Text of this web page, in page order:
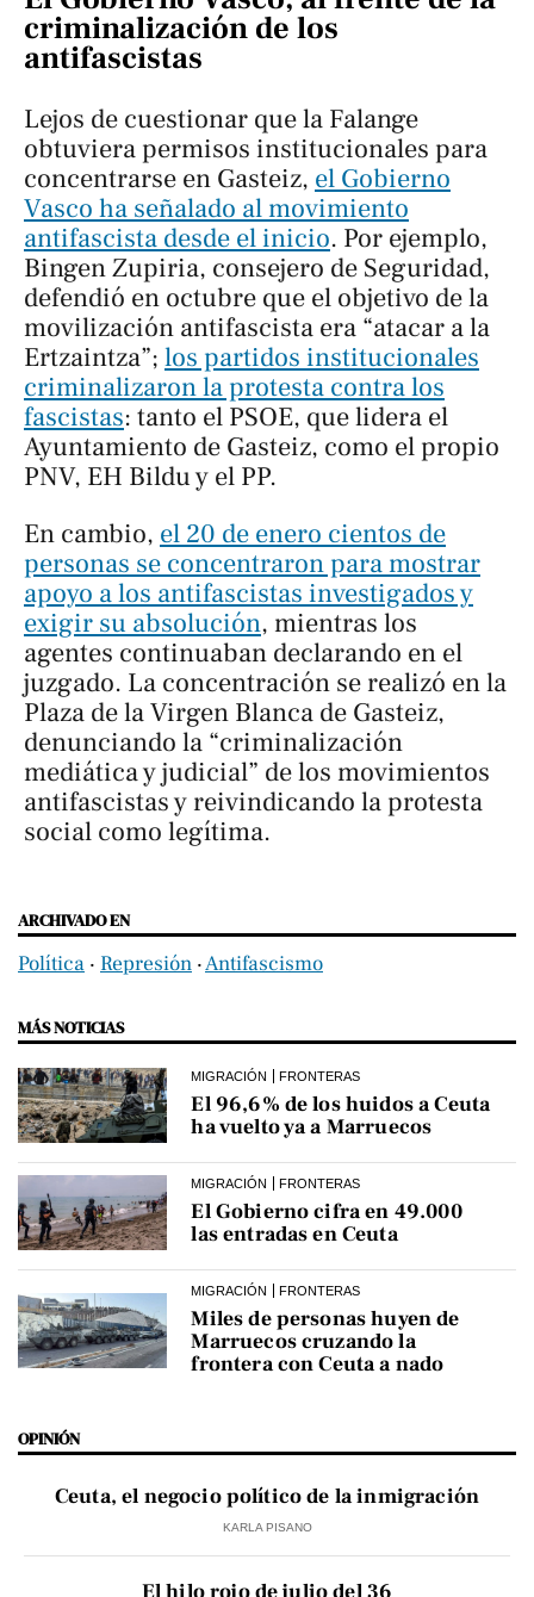
criminalización de los
antifascistas
Lejos de cuestionar que la Falange
obtuviera permisos institucionales para
concentrarse en Gasteiz, el Gobierno
Vasco ha señalado al movimiento
antifascista desde el inicio. Por ejemplo,
Bingen Zupiria, consejero de Seguridad,
defendió en octubre que el objetivo de la
movilización antifascista era “atacar a la
Ertzaintza”; los partidos institucionales
criminalizaron la protesta contra los
fascistas: tanto el PSOE, que lidera el
Ayuntamiento de Gasteiz, como el propio
PNV, EH Bildu y el PP.
En cambio, el 20 de enero cientos de
personas se concentraron para mostrar
apoyo a los antifascistas investigados y
exigir su absolución, mientras los
agentes continuaban declarando en el
juzgado. La concentración se realizó en la
Plaza de la Virgen Blanca de Gasteiz,
denunciando la “criminalización
mediática y judicial” de los movimientos
antifascistas y reivindicando la protesta
social como legítima.
ARCHIVADO EN
Política ‧ Represión ‧Antifascismo
MÁS NOTICIAS
MIGRACIÓN FRONTERAS
El 96,6% de los huidos a Ceuta
ha vuelto ya a Marruecos
MIGRACIÓN FRONTERAS
El Gobierno cifra en 49.000
las entradas en Ceuta
MIGRACIÓN FRONTERAS
Miles de personas huyen de
Marruecos cruzando la
frontera con Ceuta a nado
OPINIÓN
Ceuta, el negocio político de la inmigración
KARLA PISANO
El hilo rojo de julio del 36